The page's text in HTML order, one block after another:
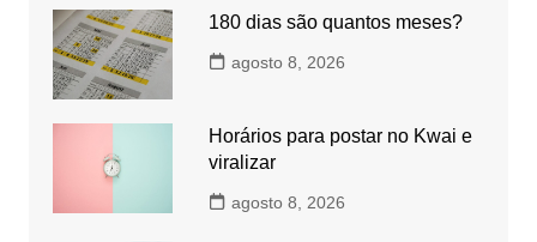
180 dias são quantos meses?
agosto 8, 2026
Horários para postar no Kwai e
viralizar
agosto 8, 2026